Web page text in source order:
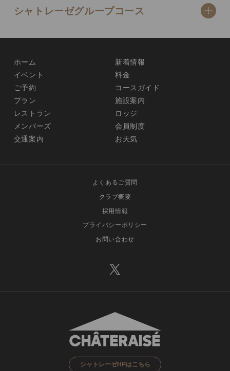
シャトレーゼグループコース
ホーム
新着情報
イベント
料金
ご予約
コースガイド
プラン
施設案内
レストラン
ロッジ
メンバーズ
会員制度
交通案内
お天気
よくあるご質問
クラブ概要
採用情報
プライバシーポリシー
お問い合わせ
シャトレーゼHPはこちら